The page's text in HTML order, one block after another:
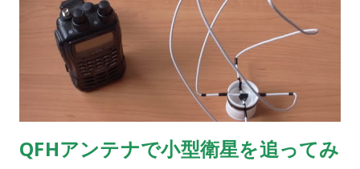
QFHアンテナで小型衛星を追ってみ